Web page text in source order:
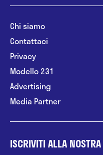
Chi siamo
Contattaci
Privacy
Modello 231
Advertising
Media Partner
ISCRIVITI ALLA